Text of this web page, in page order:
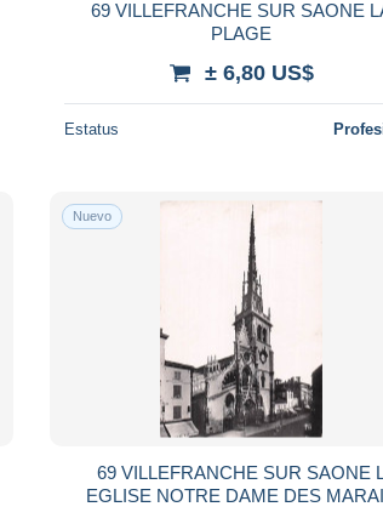
69 VILLEFRANCHE SUR SAONE
PLAGE
± 6,80 US$
Estatus
Nuevo
69 VILLEFRANCHE SUR SAONE
EGLISE NOTRE DAME DES